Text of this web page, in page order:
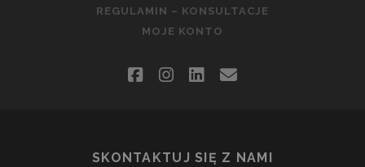
REGULAMIN – KONSULTACJE
MOJE KONTO
facebookinstagram
linkedin
email
SKONTAKTUJ SIĘ Z NAMI